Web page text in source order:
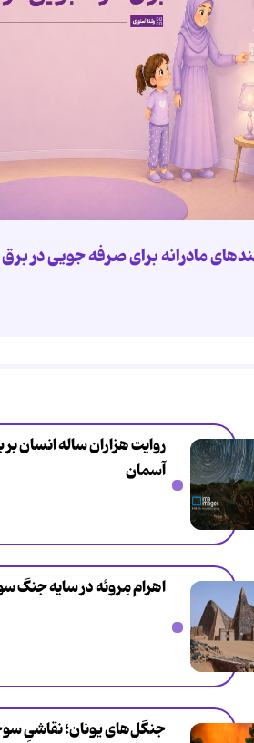
مادرانه برای صرفه جویی در برق
روایت هزاران ساله انسان
آسمان
اهرام مِروئه در سایه جنگ
جنگل‌های یونان؛ نقاشیِ